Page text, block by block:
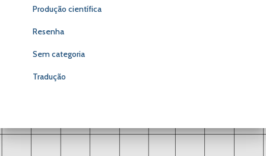
Produção científica
Resenha
Sem categoria
Tradução